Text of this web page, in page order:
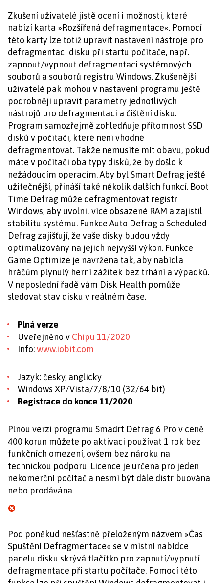
Zkušení uživatelé jistě ocení i možnosti, které
nabízí karta »Rozšířená defragmentace«. Pomocí
této karty lze totiž upravit nastavení nástroje pro
defragmentaci disku při startu počítače, např.
zapnout/vypnout defragmentaci systémových
souborů a souborů registru Windows. Zkušenější
uživatelé pak mohou v nastavení programu ještě
podrobněji upravit parametry jednotlivých
nástrojů pro defragmentaci a čištění disku.
Program samozřejmě zohledňuje přítomnost SSD
disků v počítači, které není vhodné
defragmentovat. Takže nemusíte mít obavu, pokud
máte v počítači oba typy disků, že by došlo k
nežádoucím operacím. Aby byl Smart Defrag ještě
užitečnější, přináší také několik dalších funkcí. Boot
Time Defrag může defragmentovat registr
Windows, aby uvolnil více obsazené RAM a zajistil
stabilitu systému. Funkce Auto Defrag a Scheduled
Defrag zajišťují, že vaše disky budou vždy
optimalizovány na jejich nejvyšší výkon. Funkce
Game Optimize je navržena tak, aby nabídla
hráčům plynulý herní zážitek bez trhání a výpadků.
V neposlední řadě vám Disk Health pomůže
sledovat stav disku v reálném čase.
Plná verze
Uveřejněno v Chipu 11/2020
Info:www.iobit.com
Jazyk: česky, anglicky
Windows XP/Vista/7/8/10 (32/64 bit)
Registrace do konce 11/2020
Plnou verzi programu Smadrt Defrag 6 Pro v ceně
400 korun můžete po aktivaci používat 1 rok bez
funkčních omezení, ovšem bez nároku na
technickou podporu. Licence je určena pro jeden
nekomerční počítač a nesmí být dále distribuována
nebo prodávána.
Pod poněkud nešťastně přeloženým názvem »Čas
Spuštění Defragmentace« se v místní nabídce
panelu disku skrývá tlačítko pro zapnutí/vypnutí
defragmentace při startu počítače. Pomocí této